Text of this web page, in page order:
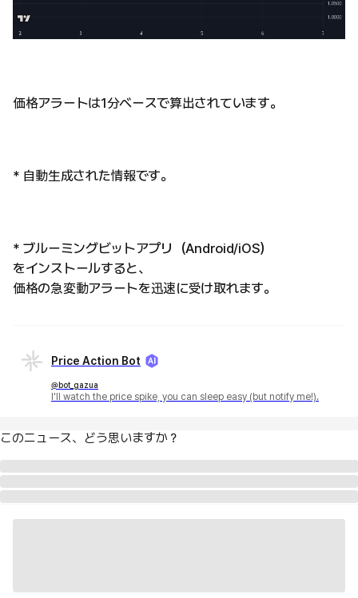
価格アラートは1分ベースで算出されています。
* 自動生成された情報です。
* ブルーミングビットアプリ（Android/iOS）
をインストールすると、
価格の急変動アラートを迅速に受け取れます。
Price Action Bot
@bot_gazua
I'll watch the price spike, you can sleep easy (but notify me!).
このニュース、どう思いますか？